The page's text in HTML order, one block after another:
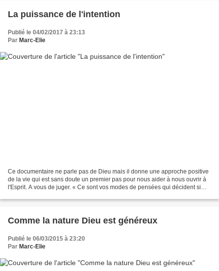
La puissance de l'intention
Publié le 04/02/2017 à 23:13
Par Marc-Elie
Ce documentaire ne parle pas de Dieu mais il donne une approche positive
de la vie qui est sans doute un premier pas pour nous aider à nous ouvrir à
l'Esprit. A vous de juger. « Ce sont vos modes de pensées qui décident si
Comme la nature Dieu est généreux
Publié le 06/03/2015 à 23:20
Par Marc-Elie